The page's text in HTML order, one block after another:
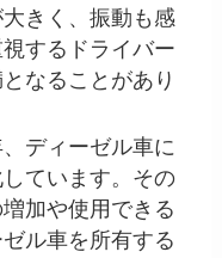
きく、振動も感
するドライバー
なることがあり
ディーゼル車に
ています。その
加や使用できる
ル車を所有する